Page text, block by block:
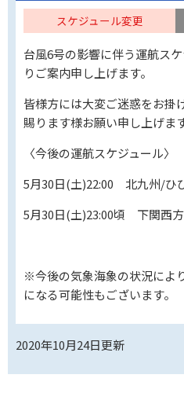
スケジュール変更
台風6号の影響に伴う運航ス
りご案内申し上げます。
皆様方には大変ご迷惑をお掛
賜ります様お願い申し上げます
〈今後の運航スケジュール〉
5月30日(土)22:00 北九州/ひ
5月30日(土)23:00頃 下関西
※今後の気象海象の状況によ
になる可能性もございます。
2020年10月24日更新